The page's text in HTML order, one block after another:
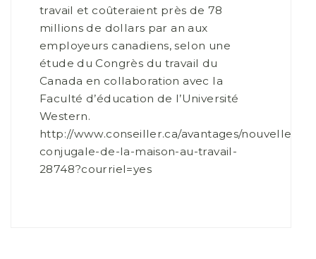
travail et coûteraient près de 78
millions de dollars par an aux
employeurs canadiens, selon une
étude du Congrès du travail du
Canada en collaboration avec la
Faculté d’éducation de l’Université
Western.
http://www.conseiller.ca/avantages/nouvelles/
conjugale-de-la-maison-au-travail-
28748?courriel=yes